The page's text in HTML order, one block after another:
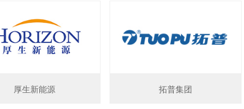
厚生新能源 拓普集团